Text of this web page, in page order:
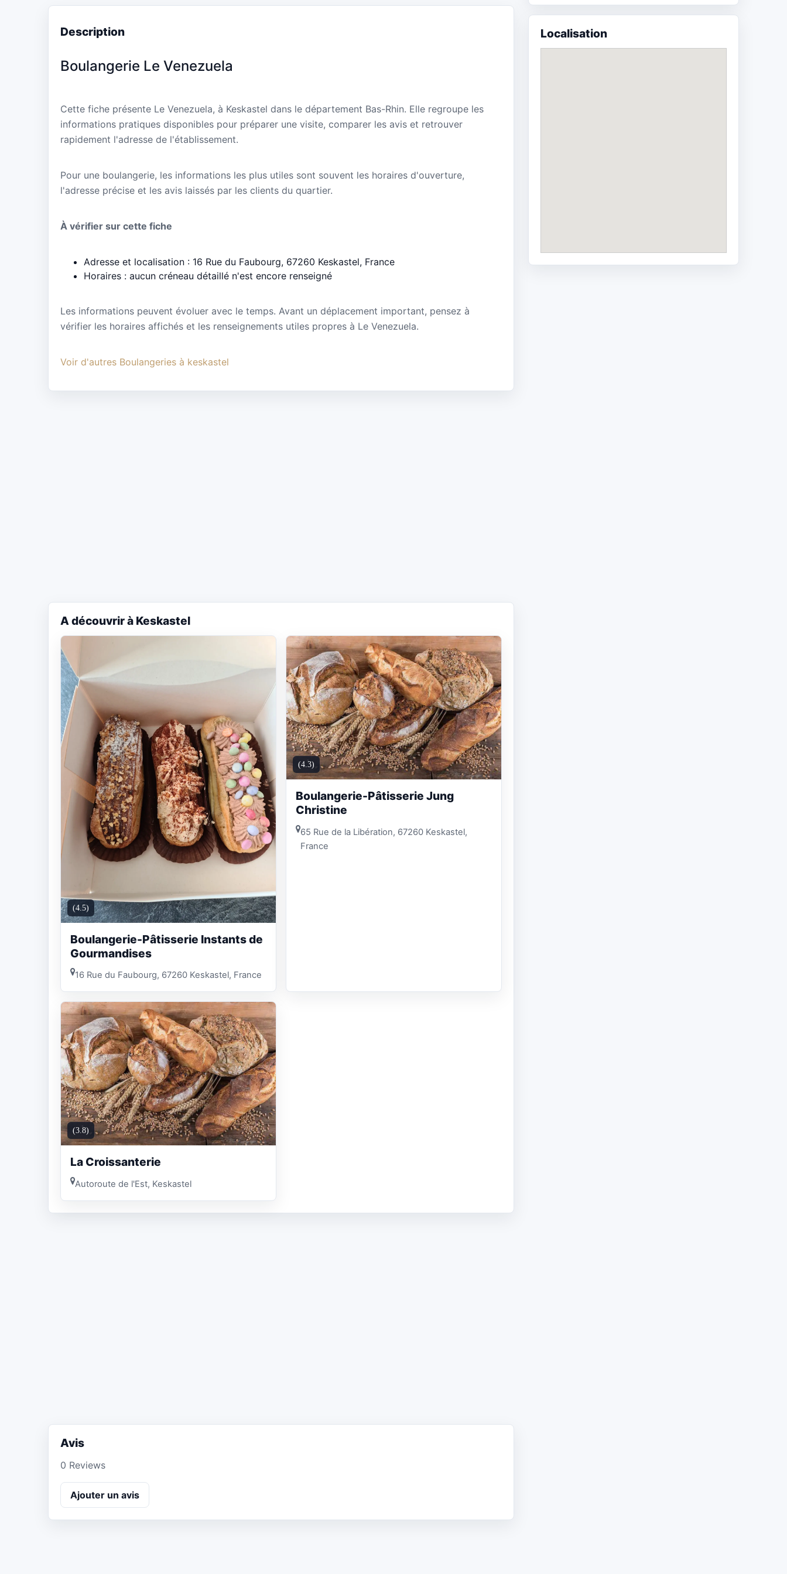
Description
Boulangerie Le Venezuela
Cette fiche présente Le Venezuela, à Keskastel dans le département Bas-Rhin. Elle regroupe les
informations pratiques disponibles pour préparer une visite, comparer les avis et retrouver
rapidement l'adresse de l'établissement.
Pour une boulangerie, les informations les plus utiles sont souvent les horaires d'ouverture,
l'adresse précise et les avis laissés par les clients du quartier.
À vérifier sur cette fiche
Adresse et localisation : 16 Rue du Faubourg, 67260 Keskastel, France
Horaires : aucun créneau détaillé n'est encore renseigné
Les informations peuvent évoluer avec le temps. Avant un déplacement important, pensez à
vérifier les horaires affichés et les renseignements utiles propres à Le Venezuela.
Voir d'autres Boulangeries à keskastel
A découvrir à Keskastel
(4.5)
Boulangerie-Pâtisserie Instants de
Gourmandises
16 Rue du Faubourg, 67260 Keskastel, France
(4.3)
Boulangerie-Pâtisserie Jung
Christine
65 Rue de la Libération, 67260 Keskastel,
France
(3.8)
La Croissanterie
Autoroute de l'Est, Keskastel
Avis
0 Reviews
Ajouter un avis
Localisation